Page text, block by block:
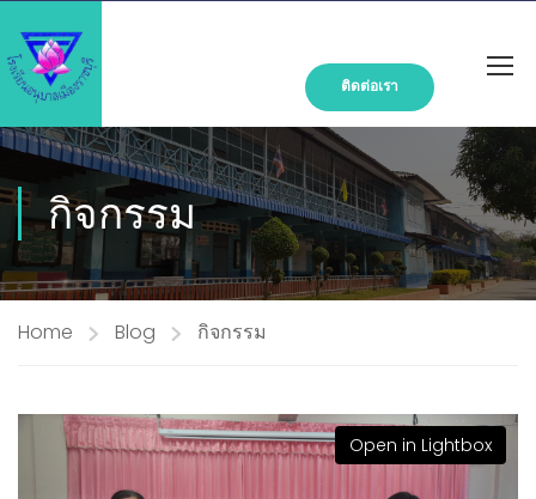
ติดต่อเรา
กิจกรรม
Home Blog กิจกรรม
Open in Lightbox
Open in Lightbox
Open in Lightbox
Open in Lightbox
Open in Lightbox